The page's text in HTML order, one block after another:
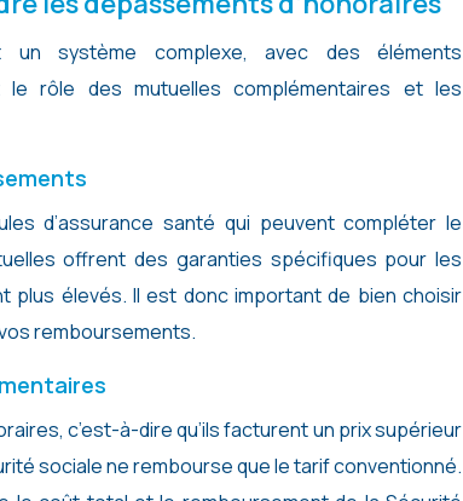
système complexe, avec des éléments
rôle des mutuelles complémentaires et les
d’assurance santé qui peuvent compléter le
offrent des garanties spécifiques pour les
élevés. Il est donc important de bien choisir
remboursements.
c’est-à-dire qu’ils facturent un prix supérieur
sociale ne rembourse que le tarif conventionné.